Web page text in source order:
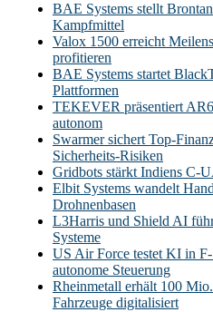
BAE Systems stellt
Kampfmittel
Valox 1500 erreicht
profitieren
BAE Systems startet
Plattformen
TEKEVER präsentiert
autonom
Swarmer sichert Top-
Sicherheits-Risiken
Gridbots stärkt Indiens C-
Elbit Systems wandelt
Drohnenbasen
L3Harris und Shield AI
Systeme
US Air Force testet KI in
autonome Steuerung
Rheinmetall erhält 100
Fahrzeuge digitalisiert